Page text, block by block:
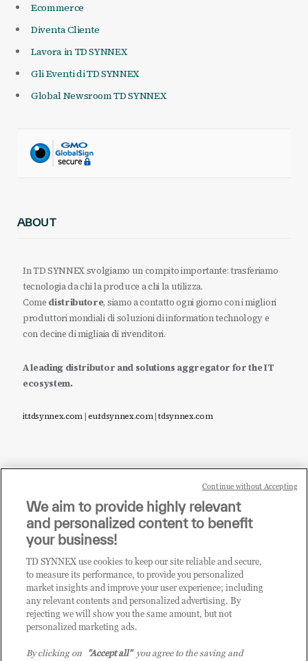
Ecommerce
Diventa Cliente
Lavora in TD SYNNEX
Gli Eventi di TD SYNNEX
Global Newsroom TD SYNNEX
ABOUT
In TD SYNNEX svolgiamo un compito importante: trasferiamo
tecnologia da chi la produce a chi la utilizza.
Come distributore, siamo a contatto ogni giorno con i migliori
produttori mondiali di soluzioni di information technology e
con decine di migliaia di rivenditori.
A leading distributor and solutions aggregator for the IT
ecosystem.
it.tdsynnex.com|eu.tdsynnex.com|tdsynnex.com
Sei un rivenditore di tecnologia e desideri acquistare
i prodotti o le soluzioni trattate sul blog?
CLICCA QUI E DIVENTA
CLIENTE TD SYNNEX
We aim to provide highly relevant
and personalized content to benefit
your business!
TD SYNNEX use cookies to keep our site reliable and secure,
to measure its performance, to provide you personalized
market insights and improve your user experience; including
any relevant contents and personalized advertising. By
rejecting we will show you the same amount, but not
personalized marketing ads.
By clicking on "Accept all"you agree to the saving and
Continue without Accepting